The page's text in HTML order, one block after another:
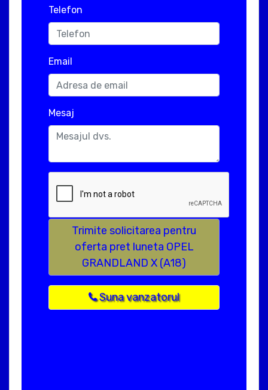
Telefon
Email
Mesaj
Trimite solicitarea pentru
oferta pret luneta OPEL
GRANDLAND X (A18)
Suna vanzatorul